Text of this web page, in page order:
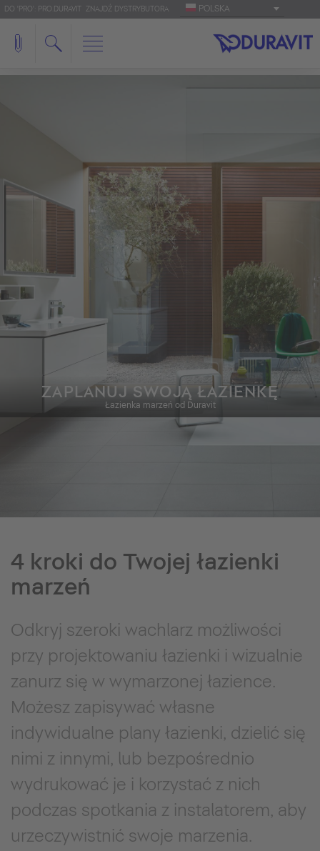
DO 'PRO': PRO.DURAVIT ZNAJDŹ DYSTRYBUTORA POLSKA
ZAPLANUJ SWOJĄ ŁAZIENKĘ
Łazienka marzeń od Duravit
4 kroki do Twojej łazienki
marzeń
Odkryj szeroki wachlarz możliwości
przy projektowaniu łazienki i wizualnie
zanurz się w wymarzonej łazience.
Możesz zapisywać własne
indywidualne plany łazienki, dzielić się
nimi z innymi, lub bezpośrednio
wydrukować je i korzystać z nich
podczas spotkania z instalatorem, aby
urzeczywistnić swoje marzenia.